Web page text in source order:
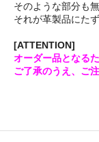
そのような部分も
それが革製品にた
[ATTENTION]
オーダー品となる
ご了承のうえ、ご